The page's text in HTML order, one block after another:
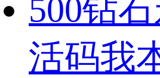
500钻
活码我